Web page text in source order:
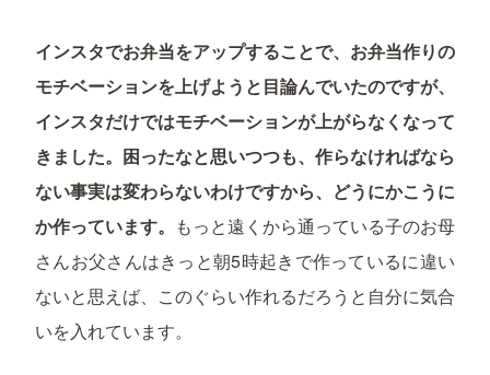
インスタでお弁当をアップすることで、お弁当作りの
モチベーションを上げようと目論んでいたのですが、
インスタだけではモチベーションが上がらなくなって
きました。困ったなと思いつつも、作らなければなら
ない事実は変わらないわけですから、どうにかこうに
か作っています。 もっと遠くから通っている子のお母
さんお父さんはきっと朝5時起きで作っているに違い
ないと思えば、このぐらい作れるだろうと自分に気合
いを入れています。